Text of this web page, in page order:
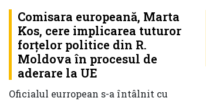
Comisara europeană, Marta
Kos, cere implicarea tuturor
forțelor politice din R.
Moldova în procesul de
aderare la UE
Oficialul eurropean s-a întâlnit cu